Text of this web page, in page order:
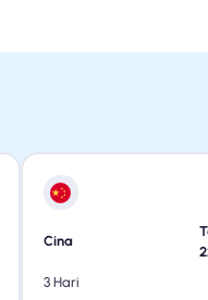
Cina
3 Hari